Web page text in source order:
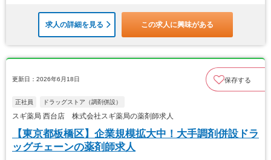
求人の詳細を見る この求人に興味がある
更新日：2026年6月18日 保存する
正社員 ドラッグストア（調剤併設）
スギ薬局 西台店 株式会社スギ薬局の薬剤師求人
【東京都板橋区】企業規模拡大中！大手調剤併設ドラ
ッグチェーンの薬剤師求人